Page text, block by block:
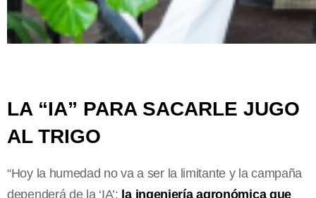
LA “IA” PARA SACARLE JUGO
AL TRIGO
“Hoy la humedad no va a ser la limitante y la campaña
dependerá de la ‘IA’: la ingeniería agronómica que